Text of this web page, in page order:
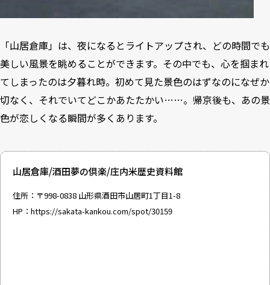
「山居倉庫」は、夜になるとライトアップされ、どの時間でも
美しい風景を眺めることができます。その中でも、心を掴まれ
てしまったのは夕暮れ時。初めて見た景色のはずなのになぜか
切なく、それでいてどこかあたたかい……。帰京後も、あの景
色が恋しくなる瞬間が多くあります。
山居倉庫/酒田夢の倶楽/庄内米歴史資料館
住所：〒998-0838 山形県酒田市山居町1丁目1-8
HP： https://sakata-kankou.com/spot/30159